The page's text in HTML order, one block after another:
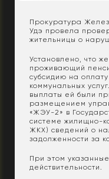
Прокуратура
Удэ провела
жительницы о
Установлено, что
проживающий
субсидию на
коммунальных
выплаты ей были
размещением
«ЖЭУ-2» в
системе жилищно-
ЖКХ) сведений о
задолженности за
При этом
действительности.